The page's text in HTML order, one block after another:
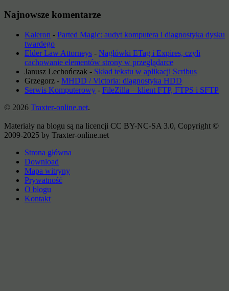
Najnowsze komentarze
Kaleron - Parted Magic: audyt komputera i diagnostyka dysku
twardego
Elder Law Attorneys - Nagłówki ETag i Expires, czyli
cachowanie elementów strony w przeglądarce
Janusz Lechończak - Skład tekstu w aplikacji Scribus
Grzegorz - MHDD / Victoria: diagnostyka HDD
Serwis Komputerowy - FileZilla – klient FTP, FTPS i SFTP
© 2026 Traxter-online.net.
Materiały na blogu są na licencji CC BY-NC-SA 3.0, Copyright ©
2009-2025 by Traxter-online.net
Strona główna
Download
Mapa witryny
Prywatność
O blogu
Kontakt